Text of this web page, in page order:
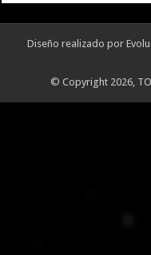
Diseño realizado por
© Copyright 2026,